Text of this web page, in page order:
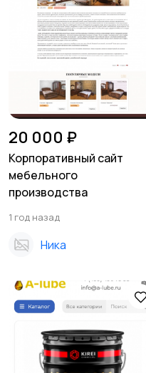
20 000 ₽
Корпоративный сайт
мебельного
производства
1 год назад
Ника